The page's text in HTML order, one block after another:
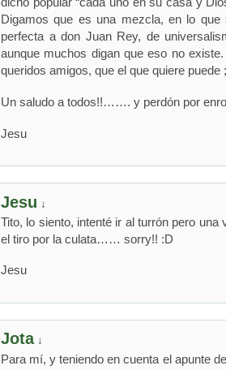
Digamos que es una mezcla, en lo que
perfecta a don Juan Rey, de
aunque muchos digan que eso no
queridos amigos, que el que quiere puede
Un saludo a todos!!……. y perdón por
Jesu
Jesu ↓
Tito, lo siento, intenté ir al turrón pero una
el tiro por la culata…… sorry!! :D
Jesu
Jota↓
Para mí, y teniendo en cuenta el apunte